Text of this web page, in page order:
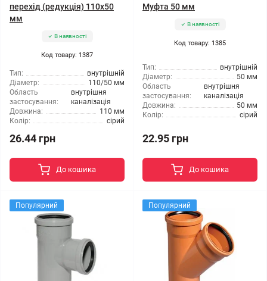
перехід (редукція) 110x50
мм
В наявності
Код товару: 1387
Тип:
внутрішній
Діаметр:
110/50 мм
Область
застосування:
внутрішня
каналізація
Довжина:
110 мм
Колір:
сірий
26.44 грн
До кошика
Муфта 50 мм
В наявності
Код товару: 1385
Тип:
внутрішній
Діаметр:
50 мм
Область
застосування:
внутрішня
каналізація
Довжина:
50 мм
Колір:
сірий
22.95 грн
До кошика
Популярний Популярний